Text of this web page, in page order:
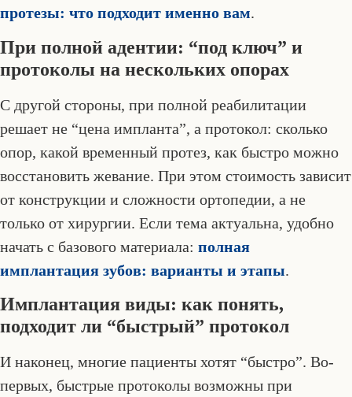
протезы: что подходит именно вам.
При полной адентии: “под ключ” и
протоколы на нескольких опорах
С другой стороны, при полной реабилитации
решает не “цена импланта”, а протокол: сколько
опор, какой временный протез, как быстро можно
восстановить жевание. При этом стоимость зависит
от конструкции и сложности ортопедии, а не
только от хирургии. Если тема актуальна, удобно
начать с базового материала: полная
имплантация зубов: варианты и этапы.
Имплантация виды: как понять,
подходит ли “быстрый” протокол
И наконец, многие пациенты хотят “быстро”. Во-
первых, быстрые протоколы возможны при